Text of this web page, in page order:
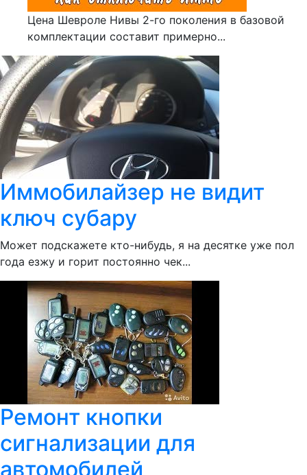
Цена Шевроле Нивы 2-го поколения в базовой
комплектации составит примерно...
Иммобилайзер не видит
ключ субару
Может подскажете кто-нибудь, я на десятке уже пол
года езжу и горит постоянно чек...
Ремонт кнопки
сигнализации для
автомобилей